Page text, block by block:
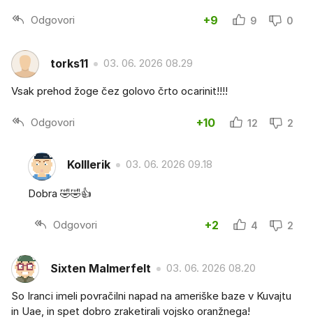
Odgovori +9 9 0
torks11 03. 06. 2026 08.29
Vsak prehod žoge čez golovo črto ocarinit!!!!
Odgovori +10 12 2
Kolllerik 03. 06. 2026 09.18
Dobra 🤣🤣👍
Odgovori +2 4 2
Sixten Malmerfelt 03. 06. 2026 08.20
So Iranci imeli povračilni napad na ameriške baze v Kuvajtu
in Uae, in spet dobro zraketirali vojsko oranžnega!